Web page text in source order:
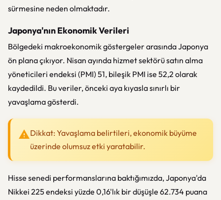
sürmesine neden olmaktadır.
Japonya'nın Ekonomik Verileri
Bölgedeki makroekonomik göstergeler arasında Japonya
ön plana çıkıyor. Nisan ayında hizmet sektörü satın alma
yöneticileri endeksi (PMI) 51, bileşik PMI ise 52,2 olarak
kaydedildi. Bu veriler, önceki aya kıyasla sınırlı bir
yavaşlama gösterdi.
Dikkat: Yavaşlama belirtileri, ekonomik büyüme
üzerinde olumsuz etki yaratabilir.
Hisse senedi performanslarına baktığımızda, Japonya'da
Nikkei 225 endeksi yüzde 0,16'lık bir düşüşle 62.734 puana